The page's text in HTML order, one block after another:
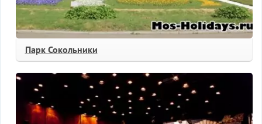
Парк Сокольники